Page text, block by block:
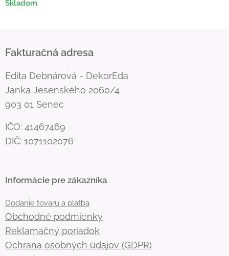
Skladom
Fakturačná adresa
Edita Debnárová - DekorEda
Janka Jesenského 2060/4
903 01 Senec
IČO: 41467469
DIČ: 1071102076
Informácie pre zákazníka
Dodanie tovaru a platba
Obchodné podmienky
Reklamačný poriadok
Ochrana osobných údajov (GDPR)